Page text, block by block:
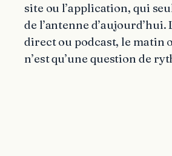
site ou l’application, qui
de l’antenne d’aujourd’hui.
direct ou podcast, le matin
n’est qu’une question de